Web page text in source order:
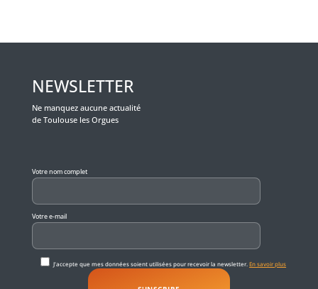
NEWSLETTER
Ne manquez aucune actualité
de Toulouse les Orgues
Votre nom complet
Votre e-mail
J'accepte que mes données soient utilisées pour recevoir la newsletter.En savoir plus